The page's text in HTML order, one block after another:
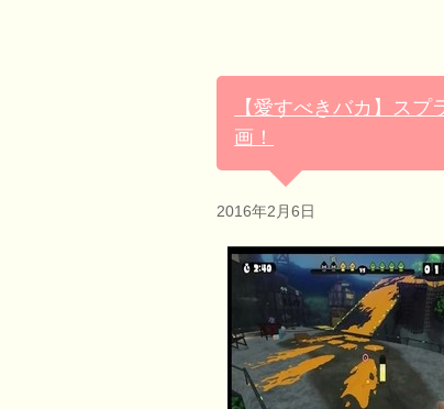
【愛すべきバカ】ス
画！
2016年2月6日